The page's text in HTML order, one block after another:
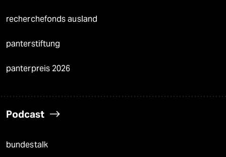
recherchefonds ausland
panterstiftung
panterpreis 2026
Podcast
bundestalk